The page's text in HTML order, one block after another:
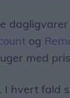
og
med
hvert fald